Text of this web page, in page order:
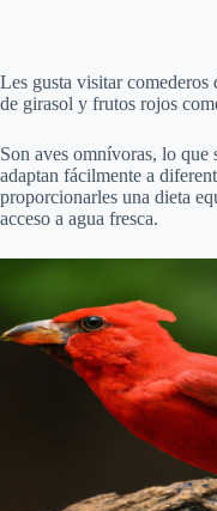
Les gusta visitar comederos
de girasol y frutos rojos
Son aves omnívoras, lo
adaptan fácilmente a
proporcionarles una dieta
acceso a agua fresca.